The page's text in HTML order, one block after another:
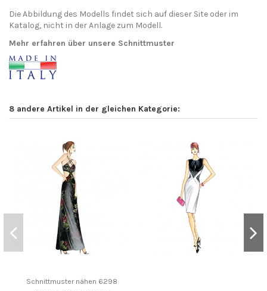
Die Abbildung des Modells findet sich auf dieser Site oder im
Katalog, nicht in der Anlage zum Modell.
Mehr erfahren über unsere Schnittmuster
8 andere Artikel in der gleichen Kategorie:
Schnittmuster nähen 6298